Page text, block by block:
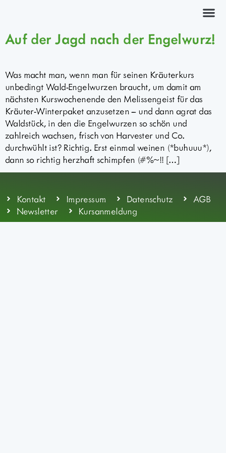
Auf der Jagd nach der Engelwurz!
Was macht man, wenn man für seinen Kräuterkurs
unbedingt Wald-Engelwurzen braucht, um damit am
nächsten Kurswochenende den Melissengeist für das
Kräuter-Winterpaket anzusetzen – und dann agrat das
Waldstück, in den die Engelwurzen so schön und
zahlreich wachsen, frisch von Harvester und Co.
durchwühlt ist? Richtig. Erst einmal weinen (*buhuuu*),
dann so richtig herzhaft schimpfen (#%~!! […]
Kontakt Impressum Datenschutz
AGB
Newsletter
Kursanmeldung